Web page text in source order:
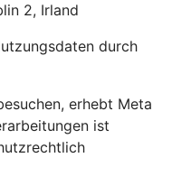
2, Irland
durch
erhebt Meta
ist